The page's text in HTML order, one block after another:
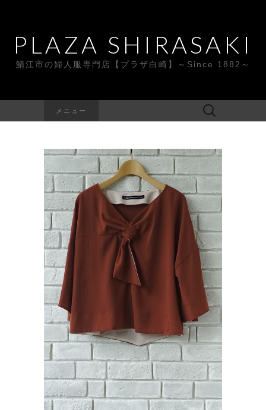
PLAZA SHIRASAKI
鯖江市の婦人服専門店【プラザ白崎】～Since 1882～
メニュー
検
索: